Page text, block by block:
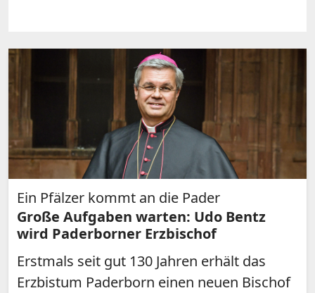
Ein Pfälzer kommt an die Pader
Große Aufgaben warten: Udo Bentz
wird Paderborner Erzbischof
Erstmals seit gut 130 Jahren erhält das
Erzbistum Paderborn einen neuen Bischof